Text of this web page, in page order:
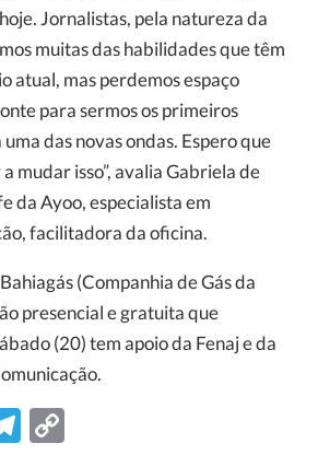
Jornalistas, pela natureza da
muitas das habilidades que têm
atual, mas perdemos espaço
para sermos os primeiros
das novas ondas. Espero que
mudar isso”, avalia Gabriela de
da Ayoo, especialista em
facilitadora da oficina.
(Companhia de Gás da
presencial e gratuita que
(20) tem apoio da Fenaj e da
Telegram